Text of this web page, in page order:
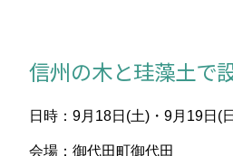
信州の木と珪藻土で
日時：9月18日(土)・9月19日(
会場：御代田町御代田